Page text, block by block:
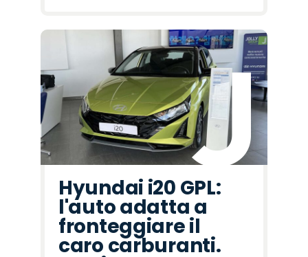
Hyundai i20 GPL:
l'auto adatta a
fronteggiare il
caro carburanti.